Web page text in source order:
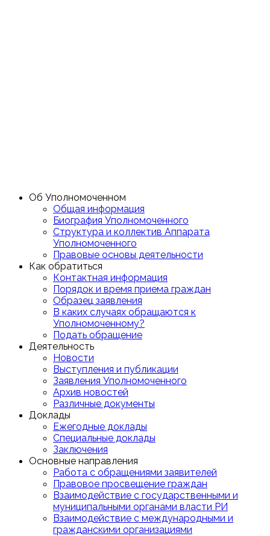
Об Уполномоченном
Общая информация
Биография Уполномоченного
Структура и коллектив Аппарата
Уполномоченного
Правовые основы деятельности
Как обратиться
Контактная информация
Порядок и время приема граждан
Образец заявления
В каких случаях обращаются к
Уполномоченному?
Подать обращение
Деятельность
Новости
Выступления и публикации
Заявления Уполномоченного
Архив новостей
Различные документы
Доклады
Ежегодные доклады
Специальные доклады
Заключения
Основные направления
Работа с обращениями заявителей
Правовое просвещение граждан
Взаимодействие с государственными и
муниципальными органами власти РИ
Взаимодействие с международными и
гражданскими организациями